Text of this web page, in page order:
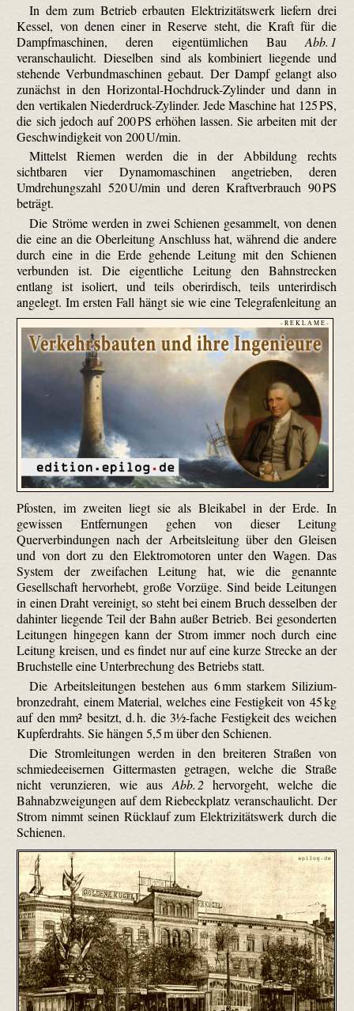
In dem zum Betrieb erbauten Elektrizitätswerk liefern drei
Kessel, von denen einer in Reserve steht, die Kraft für die
Dampfmaschinen, deren eigentümlichen Bau Abb. 1
veranschaulicht. Dieselben sind als kombiniert liegende und
stehende Verbundmaschinen gebaut. Der Dampf gelangt also
zunächst in den Horizontal-Hochdruck-Zylinder und dann in
den vertikalen Niederdruck-Zylinder. Jede Maschine hat 125 PS,
die sich jedoch auf 200 PS erhöhen lassen. Sie arbeiten mit der
Geschwindigkeit von 200 U/min.
Mittelst Riemen werden die in der Abbildung rechts
sichtbaren vier Dynamomaschinen angetrieben, deren
Umdrehungszahl 520 U/min und deren Kraftverbrauch 90 PS
beträgt.
Die Ströme werden in zwei Schienen gesammelt, von denen
die eine an die Oberleitung Anschluss hat, während die andere
durch eine in die Erde gehende Leitung mit den Schienen
verbunden ist. Die eigentliche Leitung den Bahnstrecken
entlang ist isoliert, und teils oberirdisch, teils unterirdisch
angelegt.
- R E K L A M E -
Im ersten Fall hängt sie wie eine Telegrafenleitung an
Pfosten, im zweiten liegt sie als Bleikabel in der Erde. In
gewissen Entfernungen gehen von dieser Leitung
Querverbindungen nach der Arbeitsleitung über den Gleisen
und von dort zu den Elektromotoren unter den Wagen. Das
System der zweifachen Leitung hat, wie die genannte
Gesellschaft hervorhebt, große Vorzüge. Sind beide Leitungen
in einen Draht vereinigt, so steht bei einem Bruch desselben der
dahinter liegende Teil der Bahn außer Betrieb. Bei gesonderten
Leitungen hingegen kann der Strom immer noch durch eine
Leitung kreisen, und es findet nur auf eine kurze Strecke an der
Bruchstelle eine Unterbrechung des Betriebs statt.
Die Arbeitsleitungen bestehen aus 6 mm starkem Silizium­
bronze­draht, einem Material, welches eine Festigkeit von 45 kg
auf den mm² besitzt, d. h. die 3½-fache Festigkeit des weichen
Kupferdrahts. Sie hängen 5,5 m über den Schienen.
Die Stromleitungen werden in den breiteren Straßen von
schmiedeeisernen Gittermasten getragen, welche die Straße
nicht verunzieren, wie aus Abb. 2hervorgeht, welche die
Bahnabzweigungen auf dem Riebeck­platz veranschaulicht. Der
Strom nimmt seinen Rücklauf zum Elektrizitätswerk durch die
Schienen.